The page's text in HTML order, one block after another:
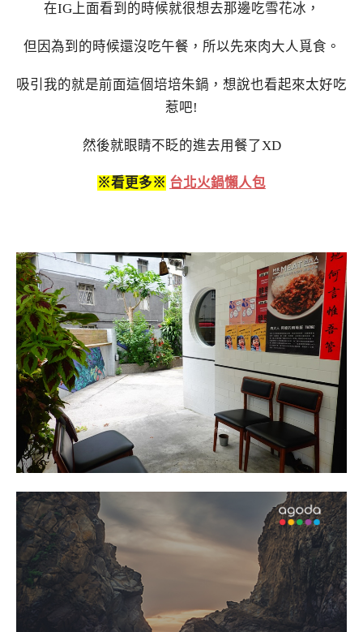
在IG上面看到的時候就很想去那邊吃雪花冰，
但因為到的時候還沒吃午餐，所以先來肉大人覓食。
吸引我的就是前面這個培培朱鍋，想說也看起來太好吃
惹吧!
然後就眼睛不眨的進去用餐了XD
※看更多※ 台北火鍋懶人包